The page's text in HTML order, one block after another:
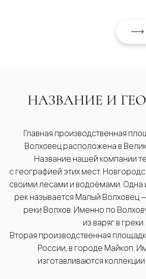
НАЗВАНИЕ И
Главная производственная
Волховец расположена в
Название нашей компании
с географией этих мест.
своими лесами и водоёмами. Одна
рек называется Малый Волховец
реки Волхов. Именно по
из варяг в греки.
Вторая производственная
России, в городе Майкоп.
изготавливаются